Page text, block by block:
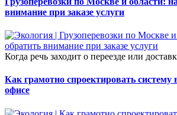
внимание при заказе услуги
Когда речь заходит о переезде или
Как грамотно спроектировать систему
офисе